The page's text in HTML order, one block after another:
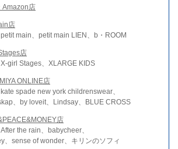
Amazon店
店
main、petit main LIEN、b・ROOM
店
girl Stages、XLARGE KIDS
ONLINE店
spade new york childrenswear、
、by loveit、Lindsay、BLUE CROSS
店
the rain、babycheer、
、sense of wonder、キリンのソフィ